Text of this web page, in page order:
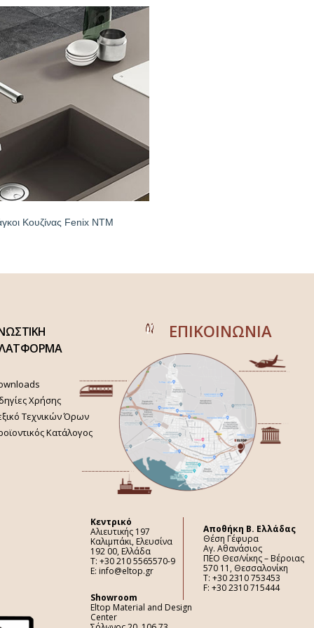
Κουζίνας Fenix NTM
Χρήσης
Τεχνικών Όρων
Κατάλογος
ΕΠΙΚΟΙΝΩΝΙΑ
Κεντρικό
Αλιευτικής 197
Καλιμπάκι, Ελευσίνα
192 00, Ελλάδα
Τ: +30 210 5565570-9
E: info@eltop.gr
Showroom
Eltop Material and Design
Center
Aποθήκη Β. Ελλάδας
Θέση Γέφυρα
Αγ. Αθανάσιος
ΠΕΟ Θεσ/νίκης – Βέροιας
570 11, Θεσσαλονίκη
Τ: +30 2310 753453
F: +30 2310 715444